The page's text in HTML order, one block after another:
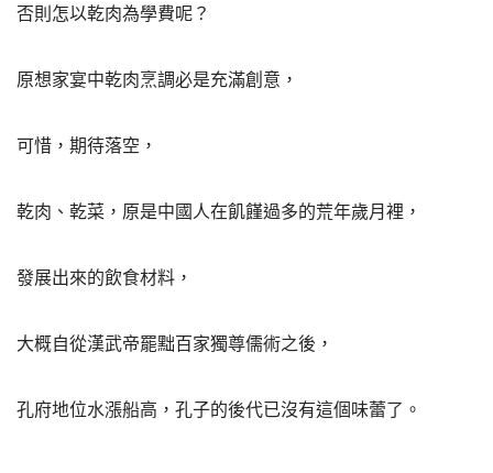
否則怎以乾肉為學費呢？
原想家宴中乾肉烹調必是充滿創意，
可惜，期待落空，
乾肉、乾菜，原是中國人在飢饉過多的荒年歲月裡，
發展出來的飲食材料，
大概自從漢武帝罷黜百家獨尊儒術之後，
孔府地位水漲船高，孔子的後代已沒有這個味蕾了。